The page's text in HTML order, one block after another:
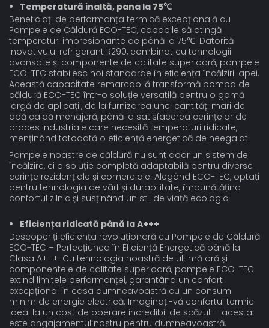
Temperatură inaltă, pana la 75℃
Beneficiați de performanța termică excepțională cu
Pompele de Căldură ECO-TEC, capabile să atingă
temperaturi impresionante de până la 75℃. Datorită
inovativului refrigerant R290, combinat cu tehnologii
avansate și componente de calitate superioară, pompele
ECO-TEC stabilesc noi standarde în eficiența încălzirii apei.
Această capacitate remarcabilă transformă pompa de
căldură ECO-TEC într-o soluție versatilă pentru o gamă
largă de aplicații, de la furnizarea unei cantități mari de
apă caldă menajeră, până la satisfacerea cerințelor de
proces industriale care necesită temperaturi ridicate,
menținând totodată o eficiență energetică de neegalat.
Pompele noastre de căldură nu sunt doar un sistem de
încălzire, ci o soluție completă adaptabilă pentru diverse
cerințe rezidențiale și comerciale. Alegând ECO-TEC, optați
pentru tehnologia de vârf și durabilitate, îmbunătățind
confortul zilnic și susținând un stil de viață ecologic.
Eficiența ridicată până la A+++
Descoperiți eficiența revoluționară cu Pompele de Căldură
ECO-TEC – Perfecțiunea în Eficiență Energetică până la
Clasa A+++. Cu tehnologia noastră de ultimă oră și
componentele de calitate superioară, pompele ECO-TEC
extind limitele performanței, garantând un confort
excepțional în casa dumneavoastră cu un consum
minim de energie electrică. Imaginați-vă confortul termic
ideal la un cost de operare incredibil de scăzut – acesta
este angajamentul nostru pentru dumneavoastră.